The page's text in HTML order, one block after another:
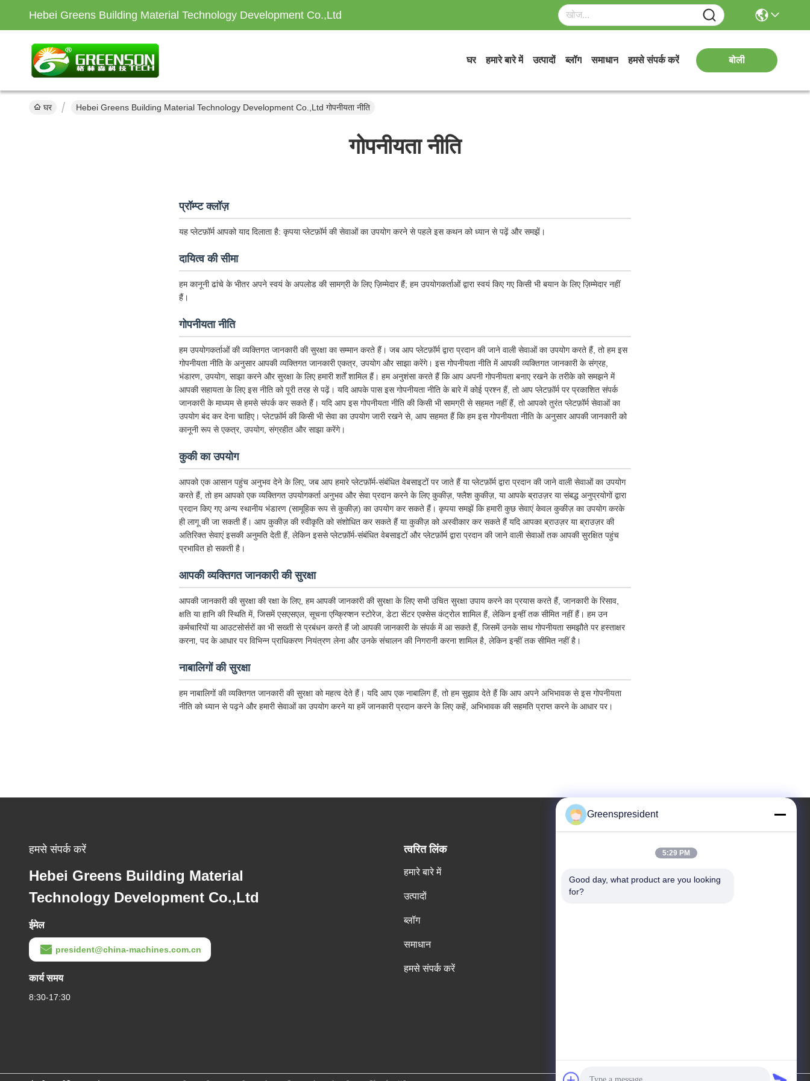
Hebei Greens Building Material Technology Development Co.,Ltd
घर हमारे बारे में उत्पादों ब्लॉग समाधान हमसे संपर्क करें बोली
घर Hebei Greens Building Material Technology Development Co.,Ltd गोपनीयता नीति
गोपनीयता नीति
प्रॉम्प्ट क्लॉज़
यह प्लेटफ़ॉर्म आपको याद दिलाता है: कृपया प्लेटफ़ॉर्म की सेवाओं का उपयोग करने से पहले इस कथन को ध्यान से पढ़ें और समझें।
दायित्व की सीमा
हम कानूनी ढांचे के भीतर अपने स्वयं के अपलोड की सामग्री के लिए ज़िम्मेदार हैं; हम उपयोगकर्ताओं द्वारा स्वयं किए गए किसी भी बयान के लिए ज़िम्मेदार नहीं
हैं।
गोपनीयता नीति
हम उपयोगकर्ताओं की व्यक्तिगत जानकारी की सुरक्षा का सम्मान करते हैं। जब आप प्लेटफ़ॉर्म द्वारा प्रदान की जाने वाली सेवाओं का उपयोग करते हैं, तो हम इस
गोपनीयता नीति के अनुसार आपकी व्यक्तिगत जानकारी एकत्र, उपयोग और साझा करेंगे। इस गोपनीयता नीति में आपकी व्यक्तिगत जानकारी के संग्रह,
भंडारण, उपयोग, साझा करने और सुरक्षा के लिए हमारी शर्तें शामिल हैं। हम अनुशंसा करते हैं कि आप अपनी गोपनीयता बनाए रखने के तरीके को समझने में
आपकी सहायता के लिए इस नीति को पूरी तरह से पढ़ें। यदि आपके पास इस गोपनीयता नीति के बारे में कोई प्रश्न हैं, तो आप प्लेटफ़ॉर्म पर प्रकाशित संपर्क
जानकारी के माध्यम से हमसे संपर्क कर सकते हैं। यदि आप इस गोपनीयता नीति की किसी भी सामग्री से सहमत नहीं हैं, तो आपको तुरंत प्लेटफ़ॉर्म सेवाओं का
उपयोग बंद कर देना चाहिए। प्लेटफ़ॉर्म की किसी भी सेवा का उपयोग जारी रखने से, आप सहमत हैं कि हम इस गोपनीयता नीति के अनुसार आपकी जानकारी को
कानूनी रूप से एकत्र, उपयोग, संग्रहीत और साझा करेंगे।
कुकी का उपयोग
आपको एक आसान पहुंच अनुभव देने के लिए, जब आप हमारे प्लेटफ़ॉर्म-संबंधित वेबसाइटों पर जाते हैं या प्लेटफ़ॉर्म द्वारा प्रदान की जाने वाली सेवाओं का उपयोग
करते हैं, तो हम आपको एक व्यक्तिगत उपयोगकर्ता अनुभव और सेवा प्रदान करने के लिए कुकीज़, फ्लैश कुकीज़, या आपके ब्राउज़र या संबद्ध अनुप्रयोगों द्वारा
प्रदान किए गए अन्य स्थानीय भंडारण (सामूहिक रूप से कुकीज़) का उपयोग कर सकते हैं। कृपया समझें कि हमारी कुछ सेवाएं केवल कुकीज़ का उपयोग करके
ही लागू की जा सकती हैं। आप कुकीज़ की स्वीकृति को संशोधित कर सकते हैं या कुकीज़ को अस्वीकार कर सकते हैं यदि आपका ब्राउज़र या ब्राउज़र की
अतिरिक्त सेवाएं इसकी अनुमति देती हैं, लेकिन इससे प्लेटफ़ॉर्म-संबंधित वेबसाइटों और प्लेटफ़ॉर्म द्वारा प्रदान की जाने वाली सेवाओं तक आपकी सुरक्षित पहुंच
प्रभावित हो सकती है।
आपकी व्यक्तिगत जानकारी की सुरक्षा
आपकी जानकारी की सुरक्षा की रक्षा के लिए, हम आपकी जानकारी की सुरक्षा के लिए सभी उचित सुरक्षा उपाय करने का प्रयास करते हैं, जानकारी के रिसाव,
क्षति या हानि की स्थिति में, जिसमें एसएसएल, सूचना एन्क्रिप्शन स्टोरेज, डेटा सेंटर एक्सेस कंट्रोल शामिल हैं, लेकिन इन्हीं तक सीमित नहीं हैं। हम उन
कर्मचारियों या आउटसोर्सरों का भी सख्ती से प्रबंधन करते हैं जो आपकी जानकारी के संपर्क में आ सकते हैं, जिसमें उनके साथ गोपनीयता समझौते पर हस्ताक्षर
करना, पद के आधार पर विभिन्न प्राधिकरण नियंत्रण लेना और उनके संचालन की निगरानी करना शामिल है, लेकिन इन्हीं तक सीमित नहीं है।
नाबालिगों की सुरक्षा
हम नाबालिगों की व्यक्तिगत जानकारी की सुरक्षा को महत्व देते हैं। यदि आप एक नाबालिग हैं, तो हम सुझाव देते हैं कि आप अपने अभिभावक से इस गोपनीयता
नीति को ध्यान से पढ़ने और हमारी सेवाओं का उपयोग करने या हमें जानकारी प्रदान करने के लिए कहें, अभिभावक की सहमति प्राप्त करने के आधार पर।
हमसे संपर्क करें
Hebei Greens Building Material
Technology Development Co.,Ltd
ईमेल
president@china-machines.com.cn
कार्य समय
8:30-17:30
त्वरित लिंक
हमारे बारे में
उत्पादों
ब्लॉग
समाधान
हमसे संपर्क करें
संख्या, 17, नान्या रोड, आर्थिक तकनीकी विकास क्षेत्र, शीज़ीयाज़ूआंग
Greenspresident
5:29 PM
Good day, what product are you looking
for?